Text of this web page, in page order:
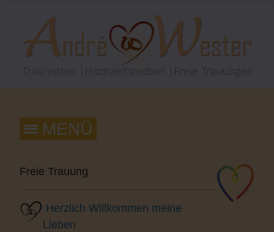
Freie Trauung
Herzlich Willkommen meine
Lieben